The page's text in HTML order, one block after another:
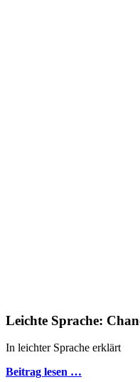
Leichte Sprache:
In leichter Sprache erklärt
Beitrag lesen …